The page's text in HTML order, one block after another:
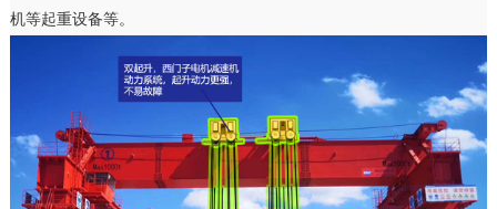
机等起重设备等。